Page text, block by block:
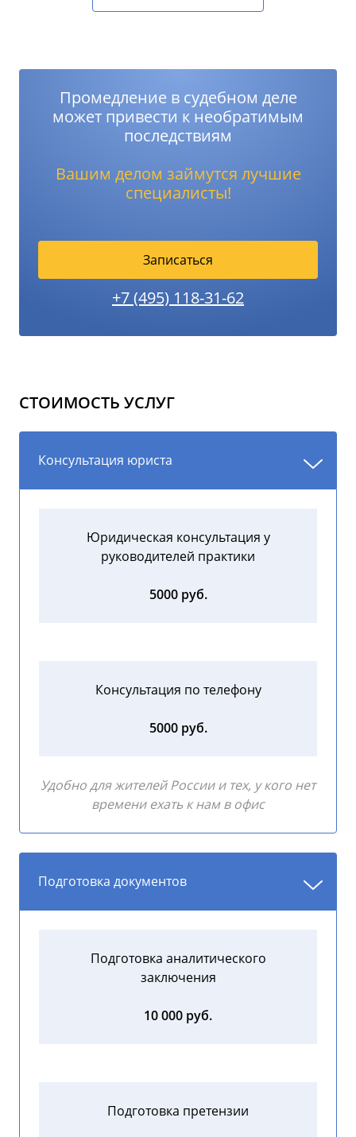
Промедление в судебном деле
может привести к необратимым
последствиям
Вашим делом займутся лучшие
специалисты!
Записаться
+7 (495) 118-31-62
СТОИМОСТЬ УСЛУГ
Консультация юриста
Юридическая консультация у
руководителей практики
5000 руб.
Консультация по телефону
5000 руб.
Удобно для жителей России и тех, у кого нет
времени ехать к нам в офис
Подготовка документов
Подготовка аналитического
заключения
10 000 руб.
Подготовка претензии